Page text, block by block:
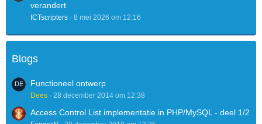
verandert
ICTscripters 8 mei 2026 om 12:16
Blogs
Functioneel ontwerp
Dees 28 december 2014 om 12:38
Access Control List implementatie in PHP/MySQL - deel 1/2